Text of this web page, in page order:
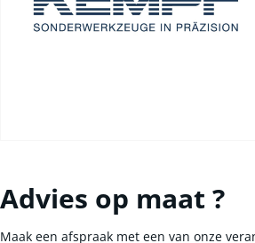
Advies op maat ?
Maak een afspraak met een van onze